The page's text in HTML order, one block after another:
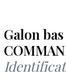
Galon